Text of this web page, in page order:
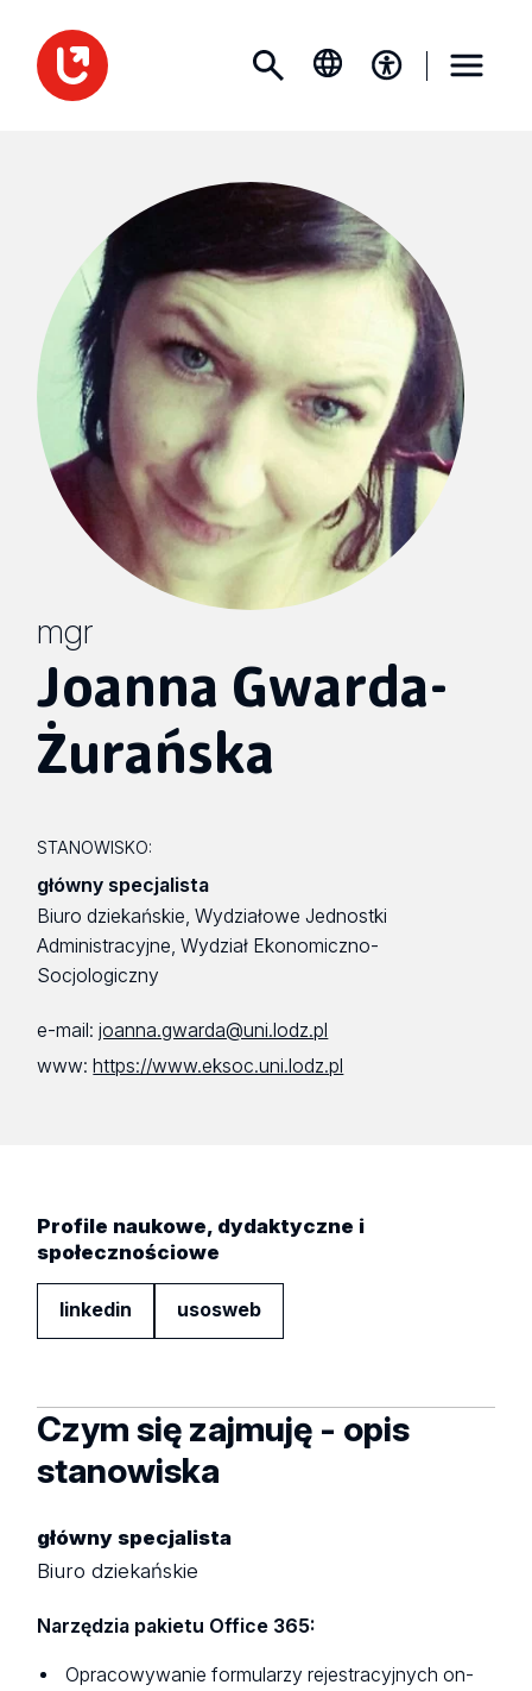
mgr
Joanna Gwarda-
Żurańska
STANOWISKO:
główny specjalista
Biuro dziekańskie, Wydziałowe Jednostki
Administracyjne, Wydział Ekonomiczno-
Socjologiczny
e-mail:joanna.gwarda@uni.lodz.pl
www:https://www.eksoc.uni.lodz.pl
Profile naukowe, dydaktyczne i
społecznościowe
linkedin usosweb
Czym się zajmuję - opis
stanowiska
główny specjalista
Biuro dziekańskie
Narzędzia pakietu Office 365:
Opracowywanie formularzy rejestracyjnych on-